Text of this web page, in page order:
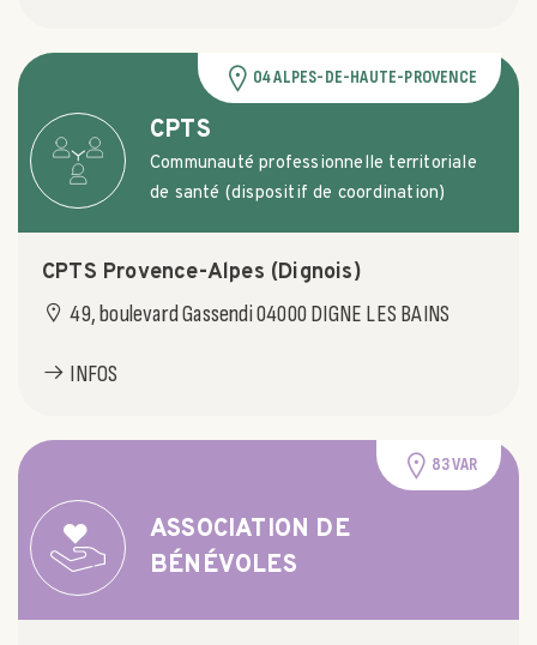
CPTS
Communauté professionnelle territoriale
de santé (dispositif de coordination)
04 ALPES-DE-HAUTE-PROVENCE
CPTS Provence-Alpes (Dignois)
49, boulevard Gassendi 04000 DIGNE LES BAINS
INFOS
ASSOCIATION DE
BÉNÉVOLES
83 VAR